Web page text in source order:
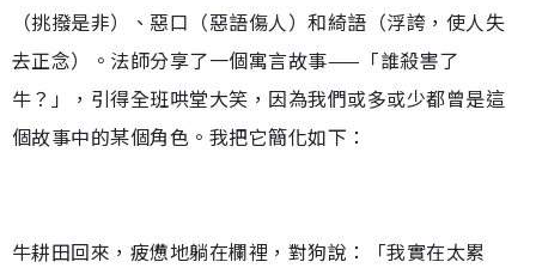
（挑撥是非）、惡口（惡語傷人）和綺語（浮誇，使人失
去正念）。法師分享了一個寓言故事——「誰殺害了
牛？」，引得全班哄堂大笑，因為我們或多或少都曾是這
個故事中的某個角色。我把它簡化如下：
牛耕田回來，疲憊地躺在欄裡，對狗說：「我實在太累